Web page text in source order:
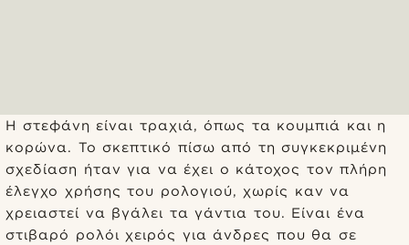
Η στεφάνη είναι τραχιά, όπως τα κουμπιά και η
κορώνα. Το σκεπτικό πίσω από τη συγκεκριμένη
σχεδίαση ήταν για να έχει ο κάτοχος τον πλήρη
έλεγχο χρήσης του ρολογιού, χωρίς καν να
χρειαστεί να βγάλει τα γάντια του. Είναι ένα
στιβαρό ρολόι χειρός για άνδρες που θα σε